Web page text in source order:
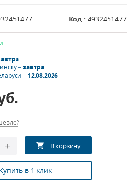
Код :4932451477
–завтра
–12.08.2026
Купить в 1 клик